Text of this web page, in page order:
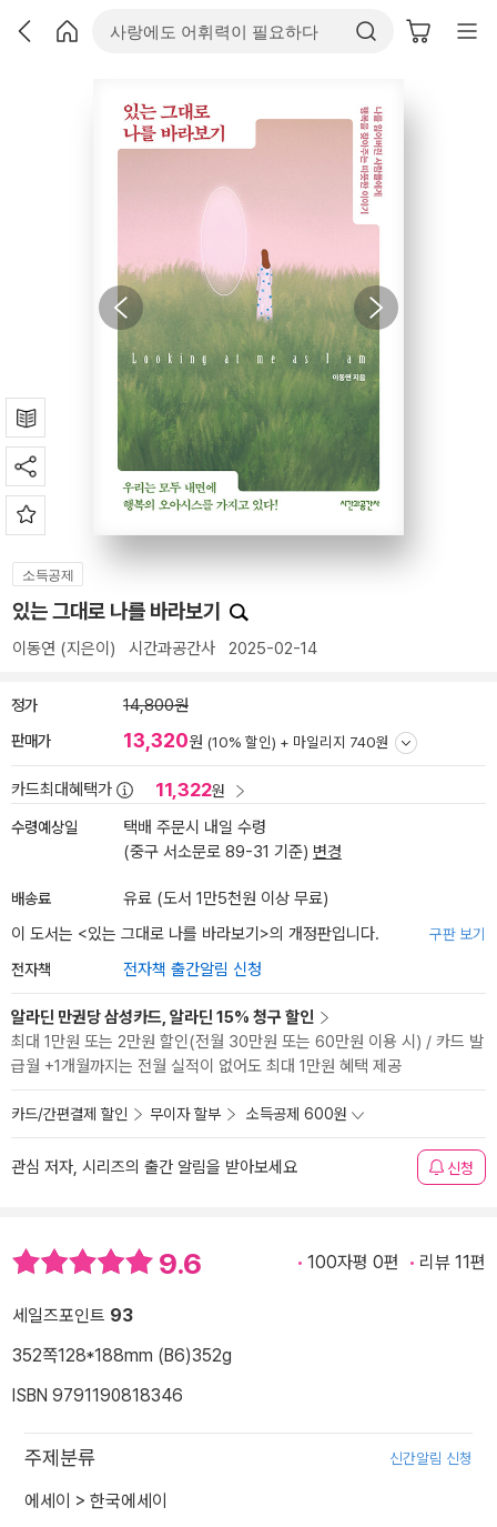
소득공제
있는 그대로 나를 바라보기
이동연 (지은이) 시간과공간사 2025-02-14
정가 14,800원
판매가 13,320원 (10% 할인) + 마일리지 740원
카드최대혜택가 11,322원
수령예상일
택배 주문시 내일 수령
(중구 서소문로 89-31 기준) 변경
배송료
유료 (도서 1만5천원 이상 무료)
이 도서는 <있는 그대로 나를 바라보기 >의 개정판입니다. 구판 보기
전자책 전자책 출간알림 신청
알라딘 만권당 삼성카드, 알라딘 15% 청구 할인
최대 1만원 또는 2만원 할인(전월 30만원 또는 60만원 이용 시) / 카드 발
급월 +1개월까지는 전월 실적이 없어도 최대 1만원 혜택 제공
카드/간편결제 할인 무이자 할부 소득공제 600원
관심 저자, 시리즈의 출간 알림을 받아보세요 신청
9.6 100자평 0편 리뷰 11편
세일즈포인트 93
352쪽128*188mm (B6)352g
ISBN 9791190818346
주제분류 신간알림 신청
에세이 > 한국에세이